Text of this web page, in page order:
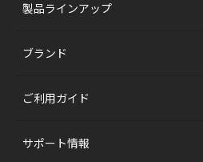
製品ラインアップ
ブランド
ご利用ガイド
サポート情報